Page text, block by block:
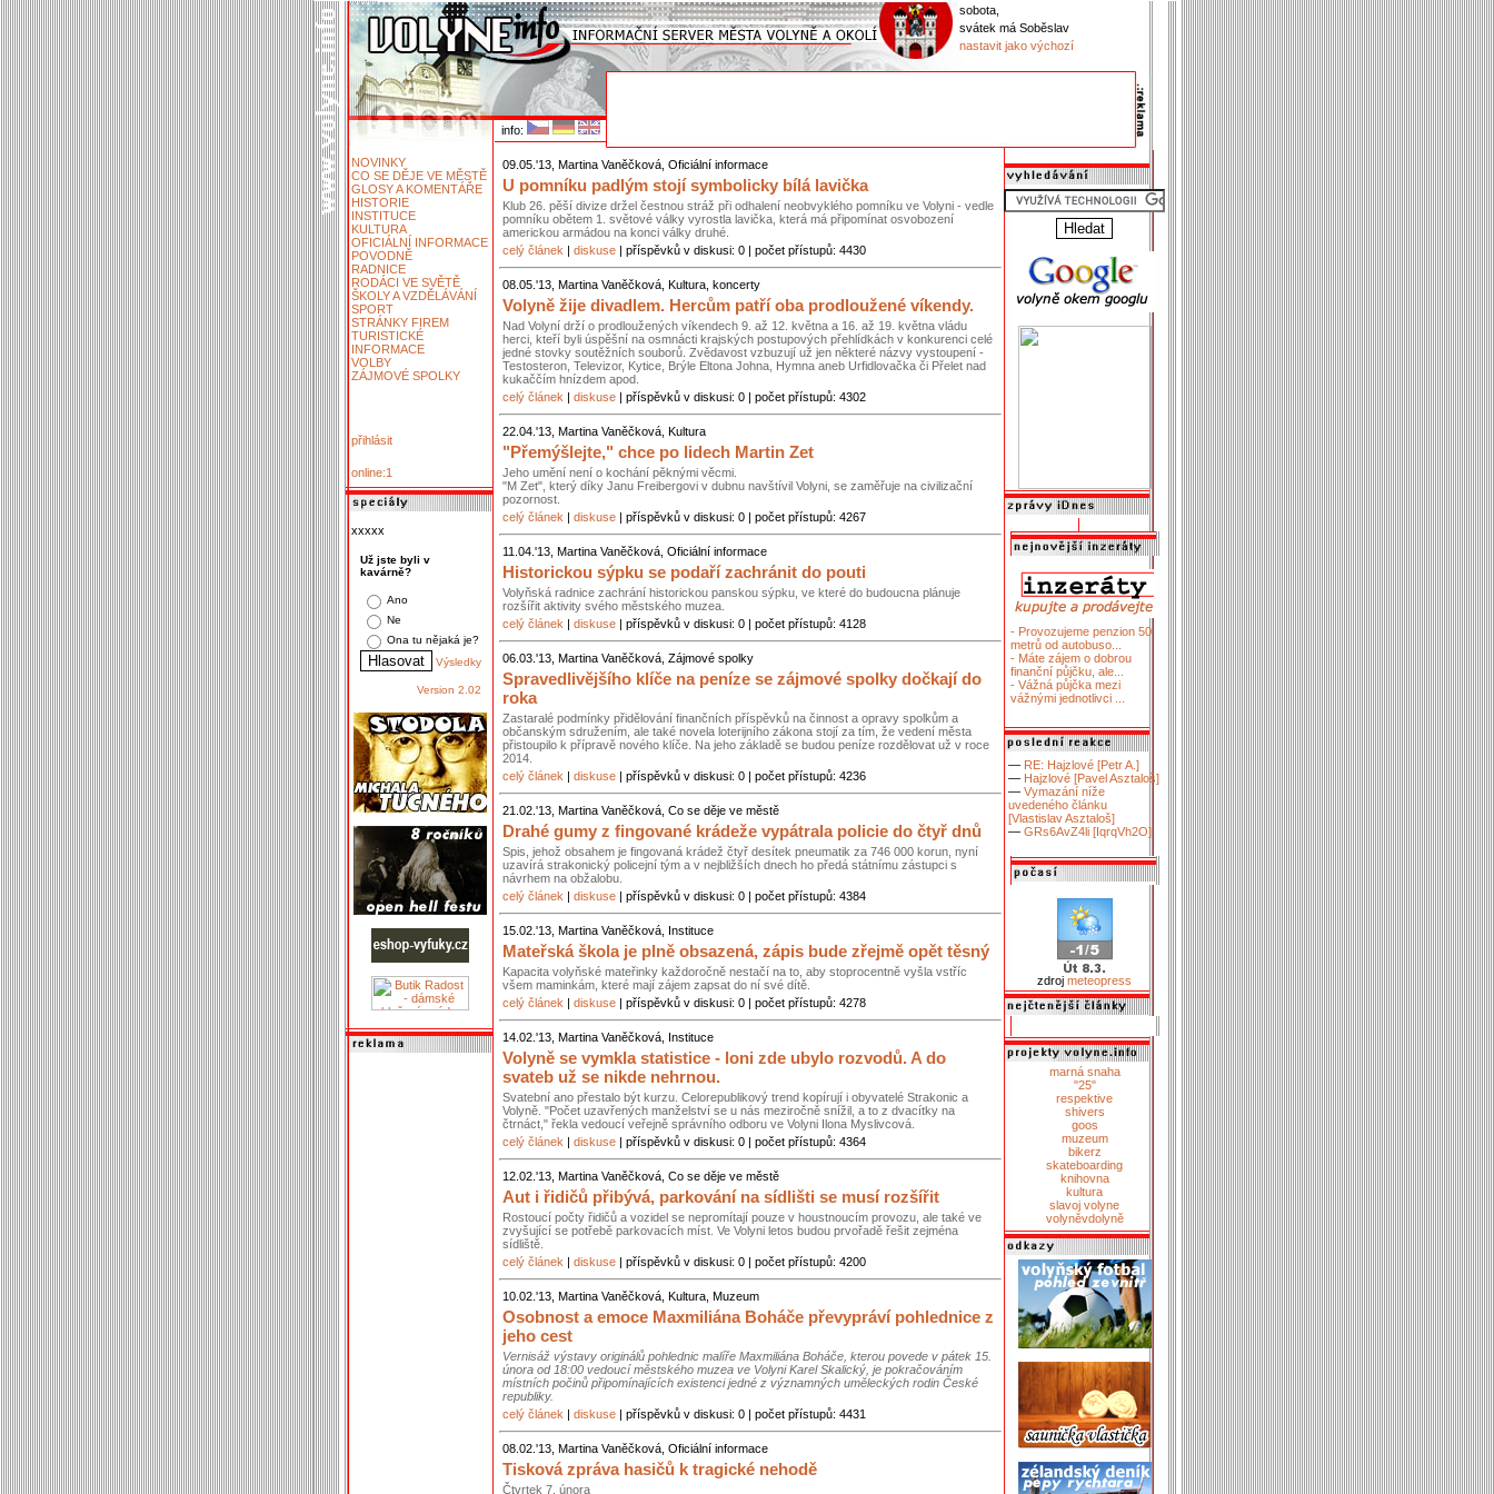
sobota,
svátek má Soběslav
nastavit jako výchozí
info:
NOVINKY
CO SE DĚJE VE MĚSTĚ
GLOSY A KOMENTÁŘE
HISTORIE
INSTITUCE
KULTURA
OFICIÁLNÍ INFORMACE
POVODNĚ
RADNICE
RODÁCI VE SVĚTĚ
ŠKOLY A VZDĚLÁVÁNÍ
SPORT
STRÁNKY FIREM
TURISTICKÉ
INFORMACE
VOLBY
ZÁJMOVÉ SPOLKY
přihlásit
online:1
xxxxx
Už jste byli v
kavárně?
Ano
Ne
Ona tu nějaká je?
Výsledky
Version 2.02
09.05.'13, Martina Vaněčková, Oficiální informace
U pomníku padlým stojí symbolicky bílá lavička
Klub 26. pěší divize držel čestnou stráž při odhalení neobvyklého pomníku ve Volyni - vedle
pomníku obětem 1. světové války vyrostla lavička, která má připomínat osvobození
americkou armádou na konci války druhé.
celý článek | diskuse | příspěvků v diskusi: 0 | počet přístupů: 4430
08.05.'13, Martina Vaněčková, Kultura, koncerty
Volyně žije divadlem. Hercům patří oba prodloužené víkendy.
Nad Volyní drží o prodloužených víkendech 9. až 12. května a 16. až 19. května vládu
herci, kteří byli úspěšní na osmnácti krajských postupových přehlídkách v konkurenci celé
jedné stovky soutěžních souborů. Zvědavost vzbuzují už jen některé názvy vystoupení -
Testosteron, Televizor, Kytice, Brýle Eltona Johna, Hymna aneb Urfidlovačka či Přelet nad
kukaččím hnízdem apod.
celý článek | diskuse | příspěvků v diskusi: 0 | počet přístupů: 4302
22.04.'13, Martina Vaněčková, Kultura
"Přemýšlejte," chce po lidech Martin Zet
Jeho umění není o kochání pěknými věcmi.
"M Zet", který díky Janu Freibergovi v dubnu navštívil Volyni, se zaměřuje na civilizační
pozornost.
celý článek | diskuse | příspěvků v diskusi: 0 | počet přístupů: 4267
11.04.'13, Martina Vaněčková, Oficiální informace
Historickou sýpku se podaří zachránit do pouti
Volyňská radnice zachrání historickou panskou sýpku, ve které do budoucna plánuje
rozšířit aktivity svého městského muzea.
celý článek | diskuse | příspěvků v diskusi: 0 | počet přístupů: 4128
06.03.'13, Martina Vaněčková, Zájmové spolky
Spravedlivějšího klíče na peníze se zájmové spolky dočkají do
roka
Zastaralé podmínky přidělování finančních příspěvků na činnost a opravy spolkům a
občanským sdružením, ale také novela loterijního zákona stojí za tím, že vedení města
přistoupilo k přípravě nového klíče. Na jeho základě se budou peníze rozdělovat už v roce
2014.
celý článek | diskuse | příspěvků v diskusi: 0 | počet přístupů: 4236
21.02.'13, Martina Vaněčková, Co se děje ve městě
Drahé gumy z fingované krádeže vypátrala policie do čtyř dnů
Spis, jehož obsahem je fingovaná krádež čtyř desítek pneumatik za 746 000 korun, nyní
uzavírá strakonický policejní tým a v nejbližších dnech ho předá státnímu zástupci s
návrhem na obžalobu.
celý článek | diskuse | příspěvků v diskusi: 0 | počet přístupů: 4384
15.02.'13, Martina Vaněčková, Instituce
Mateřská škola je plně obsazená, zápis bude zřejmě opět těsný
Kapacita volyňské mateřinky každoročně nestačí na to, aby stoprocentně vyšla vstříc
všem maminkám, které mají zájem zapsat do ní své dítě.
celý článek | diskuse | příspěvků v diskusi: 0 | počet přístupů: 4278
14.02.'13, Martina Vaněčková, Instituce
Volyně se vymkla statistice - loni zde ubylo rozvodů. A do
svateb už se nikde nehrnou.
Svatební ano přestalo být kurzu. Celorepublikový trend kopírují i obyvatelé Strakonic a
Volyně. "Počet uzavřených manželství se u nás meziročně snížil, a to z dvacítky na
čtrnáct," řekla vedoucí veřejně správního odboru ve Volyni Ilona Myslivcová.
celý článek | diskuse | příspěvků v diskusi: 0 | počet přístupů: 4364
12.02.'13, Martina Vaněčková, Co se děje ve městě
Aut i řidičů přibývá, parkování na sídlišti se musí rozšířit
Rostoucí počty řidičů a vozidel se nepromítají pouze v houstnoucím provozu, ale také ve
zvyšující se potřebě parkovacích míst. Ve Volyni letos budou prvořadě řešit zejména
sídliště.
celý článek | diskuse | příspěvků v diskusi: 0 | počet přístupů: 4200
10.02.'13, Martina Vaněčková, Kultura, Muzeum
Osobnost a emoce Maxmiliána Boháče převypráví pohlednice z
jeho cest
Vernisáž výstavy originálů pohlednic malíře Maxmiliána Boháče, kterou povede v pátek 15.
února od 18:00 vedoucí městského muzea ve Volyni Karel Skalický, je pokračováním
místních počinů připomínajících existenci jedné z významných uměleckých rodin České
republiky.
celý článek | diskuse | příspěvků v diskusi: 0 | počet přístupů: 4431
08.02.'13, Martina Vaněčková, Oficiální informace
Tisková zpráva hasičů k tragické nehodě
Čtvrtek 7. února
- Provozujeme penzion 50
metrů od autobuso...
- Máte zájem o dobrou
finanční půjčku, ale...
- Vážná půjčka mezi
vážnými jednotlivci ...
— RE: Hajzlové [Petr A.]
— Hajzlové [Pavel Asztaloš]
— Vymazání níže
uvedeného článku
[Vlastislav Asztaloš]
— GRs6AvZ4li [IqrqVh2O]
zdroj meteopress
marná snaha
"25"
respektive
shivers
goos
muzeum
bikerz
skateboarding
knihovna
kultura
slavoj volyne
volyněvdolyně